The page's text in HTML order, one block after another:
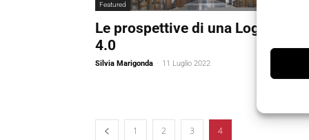
Featured
Le prospettive di una Logistica
4.0
Silvia Marigonda - 11 Luglio 2022
1 2 3 4